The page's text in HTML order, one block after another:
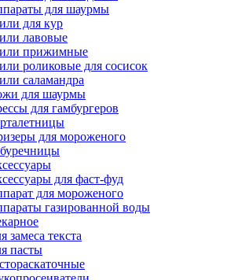
для шаурмы
для кур
лавовые
прижимные
роликовые для сосисок
саламандра
для шаурмы
для гамбургеров
для мороженого
для фаст-фуд
для мороженого
газированной воды
замеса текста
пасты